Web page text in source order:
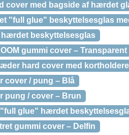
cover med bagside af hærdet
"full glue" beskyttelsesglas
hærdet beskyttelsesglas
gummi cover – Transparent
hard cover med
cover / pung – Blå
pung / cover – Brun
"full glue" hærdet
gummi cover – Delfin